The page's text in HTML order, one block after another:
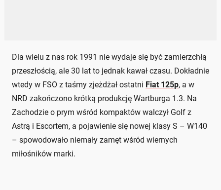
Dla wielu z nas rok 1991 nie wydaje się być zamierzchłą
przeszłością, ale 30 lat to jednak kawał czasu. Dokładnie
wtedy w FSO z taśmy zjeżdżał ostatni Fiat 125p, a w
NRD zakończono krótką produkcję Wartburga 1.3. Na
Zachodzie o prym wśród kompaktów walczył Golf z
Astrą i Escortem, a pojawienie się nowej klasy S – W140
– spowodowało niemały zamęt wśród wiernych
miłośników marki.